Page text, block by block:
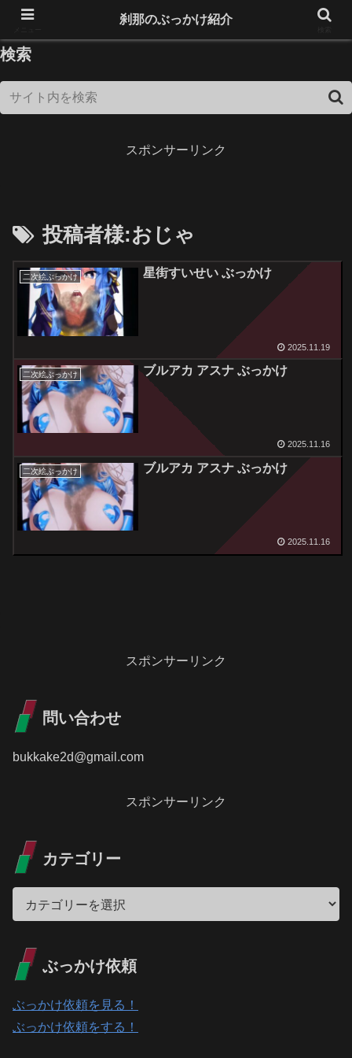
18歳未満は閲覧できません！
検索
スポンサーリンク
投稿者様:おじゃ
二次絵ぶっかけ 星街すいせい ぶっかけ
2025.11.19
二次絵ぶっかけ ブルアカ アスナ ぶっかけ
2025.11.16
二次絵ぶっかけ ブルアカ アスナ ぶっかけ
2025.11.16
スポンサーリンク
問い合わせ
bukkake2d@gmail.com
スポンサーリンク
カテゴリー
ぶっかけ依頼
ぶっかけ依頼を見る！
ぶっかけ依頼をする！
刹那のぶっかけ紹介